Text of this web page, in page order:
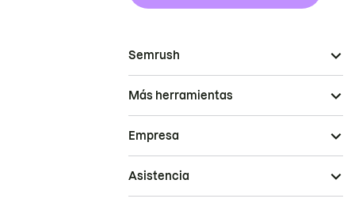
Semrush
Más herramientas
Empresa
Asistencia